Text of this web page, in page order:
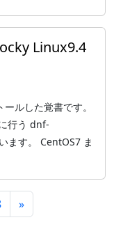
Linux9.4
ルした覚書です。
行う dnf-
ます。 CentOS7 ま
»